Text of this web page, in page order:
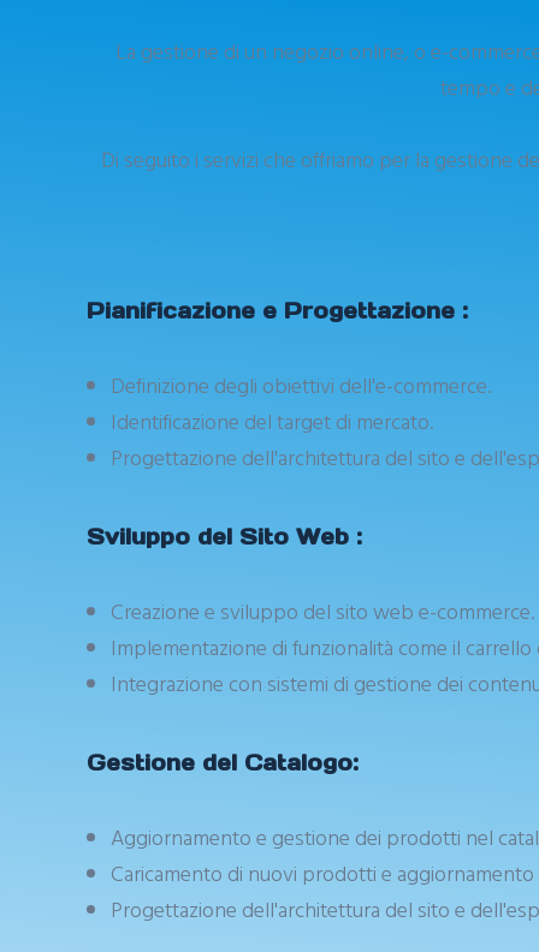
La gestione di un negozio online, o e-
tempo e
Di seguito i servizi che offriamo per la gestione
Pianificazione e Progettazione :
Definizione degli obiettivi dell'e-commerce.
Identificazione del target di mercato.
Progettazione dell'architettura del sito e
Sviluppo del Sito Web :
Creazione e sviluppo del sito web e-commerce.
Implementazione di funzionalità come il
Integrazione con sistemi di gestione dei
Gestione del Catalogo:
Aggiornamento e gestione dei prodotti nel
Caricamento di nuovi prodotti e
Progettazione dell'architettura del sito e